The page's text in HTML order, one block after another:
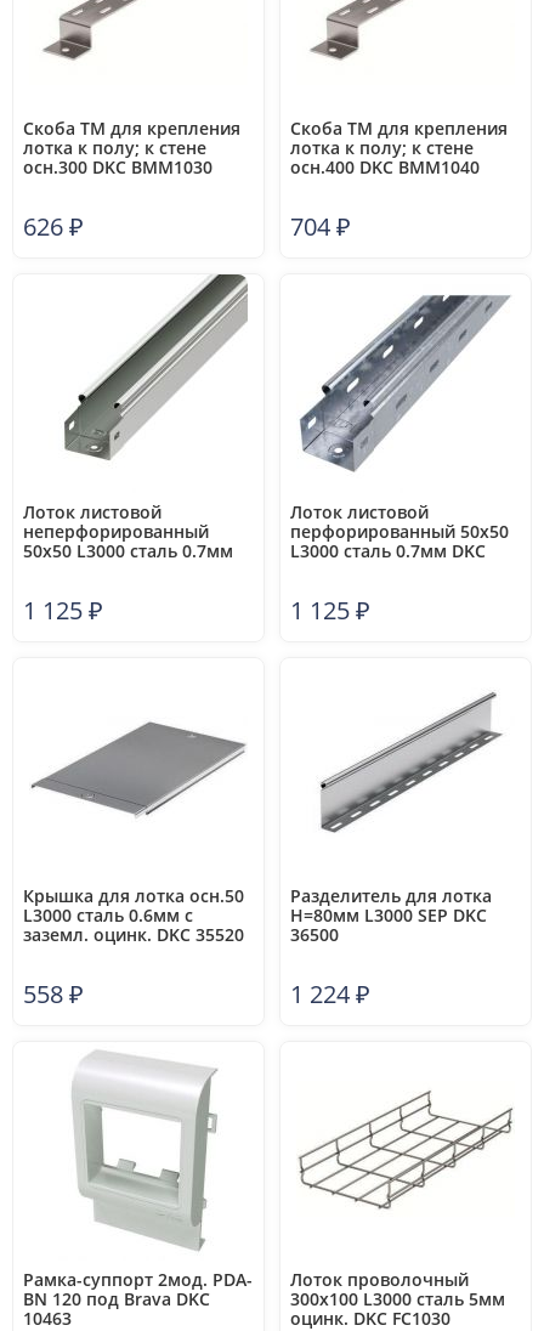
Скоба TM для крепления
лотка к полу; к стене
осн.300 DKC BMM1030
626₽
Скоба TM для крепления
лотка к полу; к стене
осн.400 DKC BMM1040
704₽
Лоток листовой
неперфорированный
50х50 L3000 сталь 0.7мм
1 125₽
Лоток листовой
перфорированный 50х50
L3000 сталь 0.7мм DKC
1 125₽
Крышка для лотка осн.50
L3000 сталь 0.6мм с
заземл. оцинк. DKC 35520
558₽
Разделитель для лотка
H=80мм L3000 SEP DKC
36500
1 224₽
Рамка-суппорт 2мод. PDA-
BN 120 под Brava DKC
10463
Лоток проволочный
300х100 L3000 сталь 5мм
оцинк. DKC FC1030